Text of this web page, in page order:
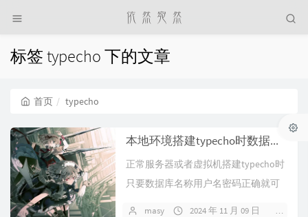
标签 typecho 下的文章
首页 typecho
本地环境搭建typecho时数据库报错的解决方法
正常服务器或者虚拟机搭建typecho时
只要数据库名称用户名密码正确就可
masy 2024 年 11 月 09 日